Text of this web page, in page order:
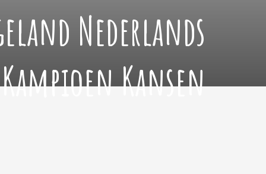
Nederlands
Kampioen Kansen